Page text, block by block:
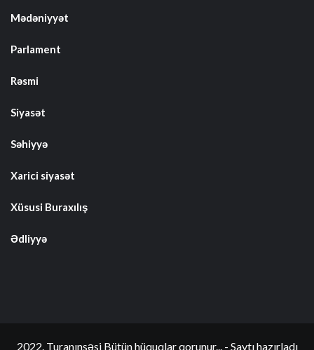
Mədəniyyət
Parlament
Rəsmi
Siyasət
Səhiyyə
Xarici siyasət
Xüsusi Buraxılış
Ədliyyə
2022. Turanınsəsi Bütün hüquqlar qorunur... - Saytı hazırladı